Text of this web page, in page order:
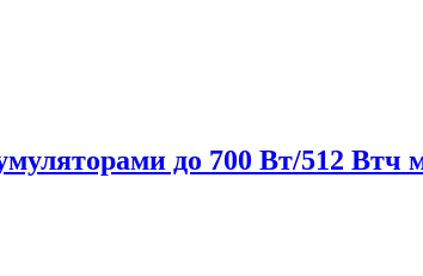
до 700 Вт/512 Втч